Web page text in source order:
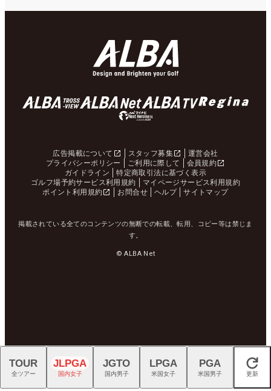
広告掲載について スタッフ募集
運営会社
プライバシーポリシー
ご利用に際して
会員規約
ガイドライン
特定商取引法に基づく表示
ゴルフ場予約サービス利用規約
マイページサービス利用規約
ポイント利用規約
お問合せ ヘルプ サイトマップ
掲載されている全てのコンテンツの無断での転載、転用、コピー等は禁じま
す。
© ALBA Net
閉じる
TOUR
全ツアー
JLPGA
国内女子
JGTO
国内男子
LPGA
米国女子
PGA
米国男子 更新